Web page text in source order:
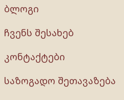
ბლოგი
ჩვენს შესახებ
კონტაქტები
საზოგადო შეთავაზება